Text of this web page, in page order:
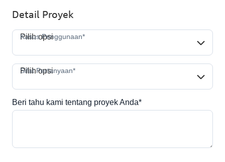
Detail Proyek
Kasus Penggunaan*
Pilih opsi
Sifat Pertanyaan*
Pilih opsi
Beri tahu kami tentang proyek Anda*